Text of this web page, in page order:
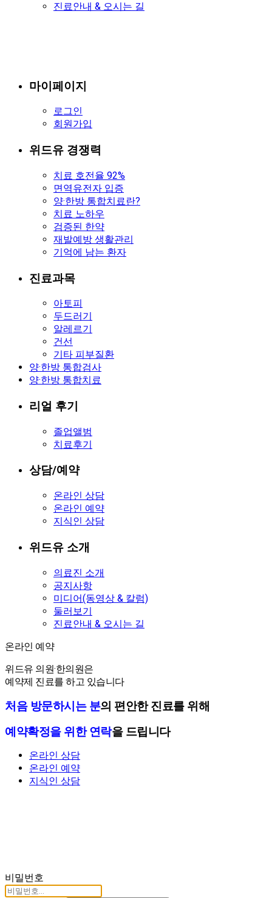
진료안내 & 오시는 길
마이페이지
로그인
회원가입
위드유 경쟁력
치료 호전율 92%
면역유전자 입증
양·한방 통합치료란?
치료 노하우
검증된 한약
재발예방 생활관리
기억에 남는 환자
진료과목
아토피
두드러기
알레르기
건선
기타 피부질환
양·한방 통합검사
양·한방 통합치료
리얼 후기
졸업앨범
치료후기
상담/예약
온라인 상담
온라인 예약
지식인 상담
위드유 소개
의료진 소개
공지사항
미디어(동영상 & 칼럼)
둘러보기
진료안내 & 오시는 길
온라인 예약
온라인 예약
위드유 의원·한의원은
예약제 진료를 하고 있습니다
처음 방문하시는 분의 편안한 진료를 위해
예약확정을 위한 연락을 드립니다
온라인 상담
온라인 예약
지식인 상담
비밀번호